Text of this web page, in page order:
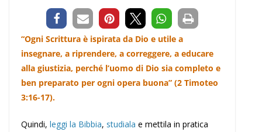
“Ogni Scrittura è ispirata da Dio e utile a
insegnare, a riprendere, a correggere, a educare
alla giustizia, perché l’uomo di Dio sia completo e
ben preparato per ogni opera buona” (2 Timoteo
3:16-17).
Quindi, leggi la Bibbia, studiala e mettila in pratica